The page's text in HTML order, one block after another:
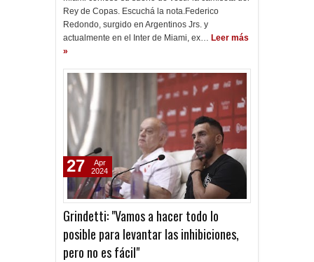
Rey de Copas. Escuchá la nota.Federico
Redondo, surgido en Argentinos Jrs. y
actualmente en el Inter de Miami, ex… Leer más
»
Grindetti: "Vamos a hacer todo lo
posible para levantar las inhibiciones,
pero no es fácil"
27
Apr
2024